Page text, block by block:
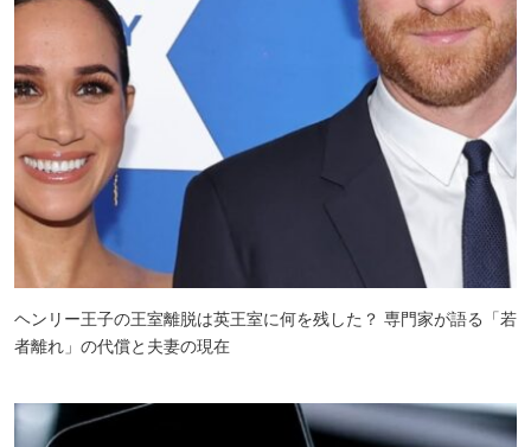
ヘンリー王子の王室離脱は英王室に何を残した？ 専門家が語る「若
者離れ」の代償と夫妻の現在